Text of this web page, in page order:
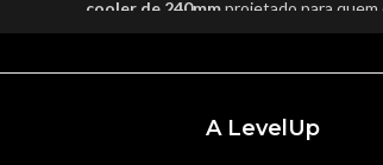
cooler de 240mmprojetado para quem
eficiência térmica e estilo no setup
em longas sessões de jogos ou trabalhos
A LevelUp